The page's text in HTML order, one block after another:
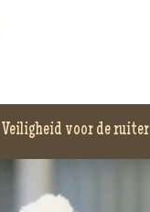
Veiligheid voor de ruiter